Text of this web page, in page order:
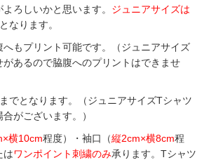
ろしいかと思います。 ジュニアサイズは
なります。
もプリント可能です。（ジュニアサイズ
あるので脇腹へのプリントはできませ
までとなります。（ジュニアサイズTシャツ
がございます。）
横10cm程度）・袖口（縦2cm×横8cm程
はワンポイント刺繍のみ承ります。Tシャツ